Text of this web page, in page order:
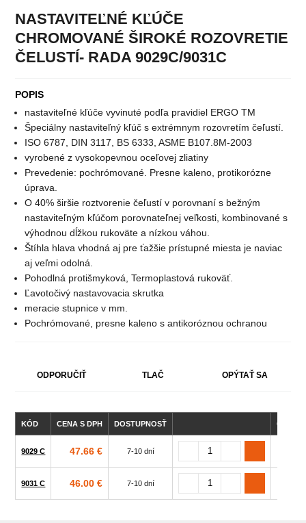
NASTAVITEĽNÉ KĽÚČE
CHROMOVANÉ ŠIROKÉ ROZOVRETIE
ČELUSTÍ- RADA 9029C/9031C
POPIS
nastaviteľné kľúče vyvinuté podľa pravidiel ERGO TM
Špeciálny nastaviteľný kľúč s extrémnym rozovretím čeľustí.
ISO 6787, DIN 3117, BS 6333, ASME B107.8M-2003
vyrobené z vysokopevnou oceľovej zliatiny
Prevedenie: pochrómované. Presne kaleno, protikorózne
úprava.
O 40% širšie roztvorenie čeľustí v porovnaní s bežným
nastaviteľným kľúčom porovnateľnej veľkosti, kombinované s
výhodnou dĺžkou rukoväte a nízkou váhou.
Štíhla hlava vhodná aj pre ťažšie prístupné miesta je naviac
aj veľmi odolná.
Pohodlná protišmyková, Termoplastová rukoväť.
Ľavotočivý nastavovacia skrutka
meracie stupnice v mm.
Pochrómované, presne kaleno s antikoróznou ochranou
ODPORUČIŤ TLAČ OPÝTAŤ SA
KÓD CENA S DPH DOSTUPNOSŤ
9029 C 47.66 € 7-10 dní
9031 C 46.00 € 7-10 dní